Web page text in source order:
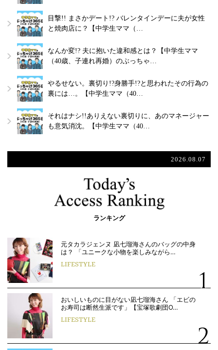
目撃!! まさかデート!? バレンタインデーに夫が女性
と焼肉店に？【中学生ママ（…
なんか変!? 夫に抱いた違和感とは？【中学生ママ
（40歳、子連れ再婚）のぶっちゃ…
やるせない。裏切り!?身勝手!?と思われたその行為の
裏には…。【中学生ママ（40…
それはナシ!!ありえない裏切りに、あのマネージャー
も意気消沈。【中学生ママ（40…
2026.08.07
ランキング
元タカラジェンヌ 凪七瑠海さんのバッグの中身
は？ 「ユニークな小物を楽しみながら…
LIFESTYLE
おいしいものに目がない凪七瑠海さん 「エビの
お寿司は断然生派です」【宝塚歌劇団O…
LIFESTYLE